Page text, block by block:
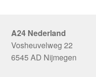
A24 Nederland
Vosheuvelweg 22
6545 AD Nijmegen